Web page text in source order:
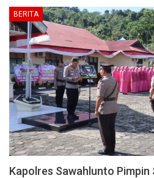
BERITA
Kapolres Sawahlunto Pimpin